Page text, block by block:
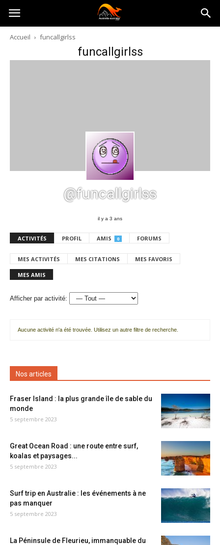
Australia-
australie.com
Accueil funcallgirlss
funcallgirlss
@funcallgirlss
il y a 3 ans
ACTIVITÉS PROFIL AMIS 0 FORUMS
MES ACTIVITÉS MES CITATIONS MES FAVORIS
MES AMIS
Afficher par activité:
Aucune activité n'a été trouvée. Utilisez un autre filtre de recherche.
Nos articles
Fraser Island : la plus grande île de sable du
monde
5 septembre 2023
Great Ocean Road : une route entre surf,
koalas et paysages...
5 septembre 2023
Surf trip en Australie : les événements à ne
pas manquer
5 septembre 2023
La Péninsule de Fleurieu, immanquable du